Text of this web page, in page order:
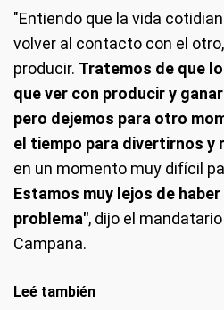
"Entiendo que la vida
volver al contacto con el
producir. Tratemos de que
que ver con producir y
pero dejemos para otro
el tiempo para divertirnos y
en un momento muy difícil
Estamos muy lejos de haber
problema", dijo el
Campana.
Leé también